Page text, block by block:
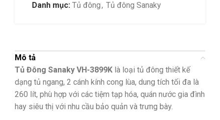
Danh mục: Tủ đông, Tủ đông Sanaky
Mô tả
Tủ Đông Sanaky VH-3899K là loại tủ đông thiết kế
dạng tủ ngang, 2 cánh kính cong lùa, dung tích tối đa là
260 lít, phù hợp với các tiệm tạp hóa, quán nước gia đình
hay siêu thị với nhu cầu bảo quản và trưng bày.